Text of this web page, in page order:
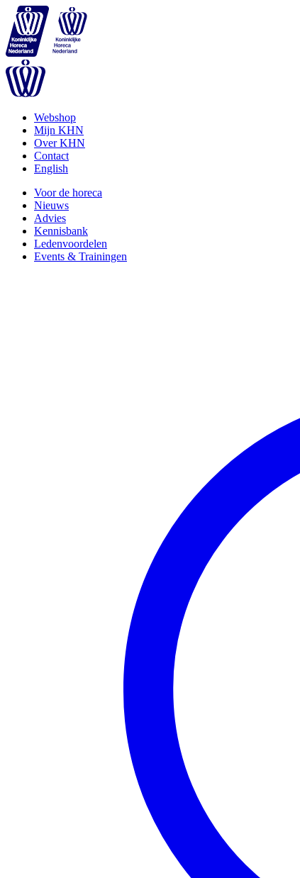
Webshop
Mijn KHN
Over KHN
Contact
English
Voor de horeca
Nieuws
Advies
Kennisbank
Ledenvoordelen
Events & Trainingen